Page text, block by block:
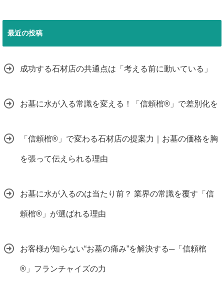
最近の投稿
成功する石材店の共通点は「考える前に動いている」
お墓に水が入る常識を変える！「信頼棺®」で差別化を
「信頼棺®」で変わる石材店の提案力｜お墓の価格を胸
を張って伝えられる理由
お墓に水が入るのは当たり前？ 業界の常識を覆す「信
頼棺®」が選ばれる理由
お客様が知らない“お墓の痛み”を解決する─「信頼棺
®」フランチャイズの力